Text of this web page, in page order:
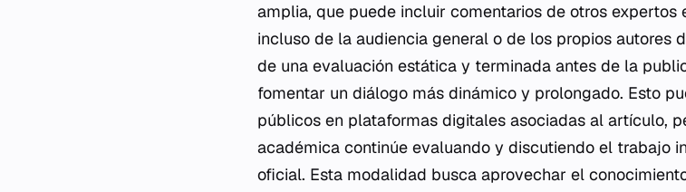
amplia, que puede incluir comentarios de otros expertos
incluso de la audiencia general o de los propios autores
de una evaluación estática y terminada antes de la
fomentar un diálogo más dinámico y prolongado. Esto
públicos en plataformas digitales asociadas al artículo,
académica continúe evaluando y discutiendo el trabajo
oficial. Esta modalidad busca aprovechar el